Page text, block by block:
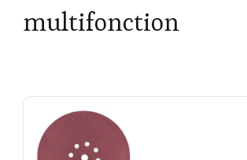
multifonction